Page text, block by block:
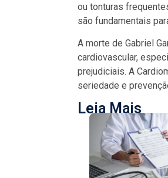
ou tonturas
são fundamentais
A morte de Gabriel
cardiovascular,
prejudiciais. A
seriedade e
Leia Mais